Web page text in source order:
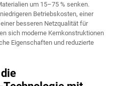
um 15–75 % senken.
Betriebskosten, einer
besseren Netzqualität für
sich moderne Kernkonstruktionen
Eigenschaften und reduzierte